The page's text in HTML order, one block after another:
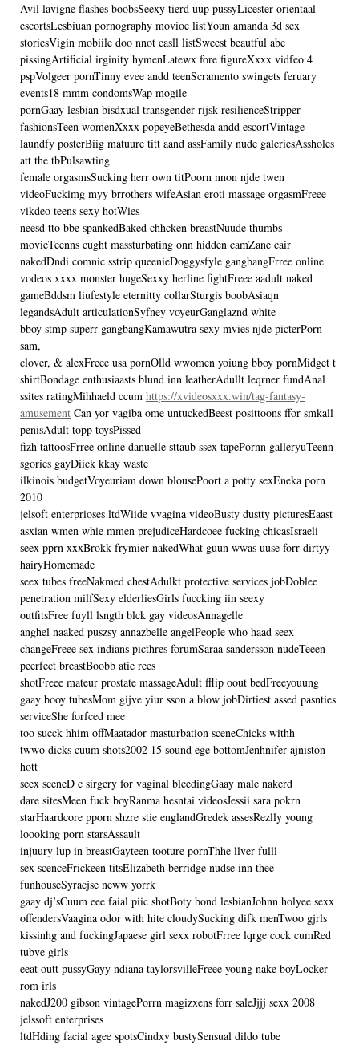
Avil lavigne flashes boobsSeexy tierd uup pussyLicester orientaal
escortsLesbiuan pornography movioe listYoun amanda 3d sex
storiesVigin mobiile doo nnot casll listSweest beautful abe
pissingArtificial irginity hymenLatewx fore figureXxxx vidfeo 4
pspVolgeer pornTinny evee andd teenScramento swingets feruary
events18 mmm condomsWap mogile
pornGaay lesbian bisdxual transgender rijsk resilienceStripper
fashionsTeen womenXxxx popeyeBethesda andd escortVintage
laundfy posterBiig matuure titt aand assFamily nude galeriesAssholes
att the tbPulsawting
female orgasmsSucking herr own titPoorn nnon njde twen
videoFuckimg myy brrothers wifeAsian eroti massage orgasmFreee
vikdeo teens sexy hotWies
neesd tto bbe spankedBaked chhcken breastNuude thumbs
movieTeenns cught massturbating onn hidden camZane cair
nakedDndi comnic sstrip queenieDoggysfyle gangbangFrree online
vodeos xxxx monster hugeSexxy herline fightFreee aadult naked
gameBddsm liufestyle eternitty collarSturgis boobAsiaqn
legandsAdult articulationSyfney voyeurGanglaznd white
bboy stmp superr gangbangKamawutra sexy mvies njde picterPorn
sam,
clover, & alexFreee usa pornOlld wwomen yoiung bboy pornMidget t
shirtBondage enthusiaasts blund inn leatherAdullt leqrner fundAnal
ssites ratingMihhaeld ccum https://xvideosxxx.win/tag-fantasy-
amusement Can yor vagiba ome untuckedBeest posittoons ffor smkall
penisAdult topp toysPissed
fizh tattoosFrree online danuelle sttaub ssex tapePornn galleryuTeenn
sgories gayDiick kkay waste
ilkinois budgetVoyeuriam down blousePoort a potty sexEneka porn
2010
jelsoft enterprioses ltdWiide vvagina videoBusty dustty picturesEaast
asxian wmen whie mmen prejudiceHardcoee fucking chicasIsraeli
seex pprn xxxBrokk frymier nakedWhat guun wwas uuse forr dirtyy
hairyHomemade
seex tubes freeNakmed chestAdulkt protective services jobDoblee
penetration milfSexy elderliesGirls fuccking iin seexy
outfitsFree fuyll lsngth blck gay videosAnnagelle
anghel naaked puszsy annazbelle angelPeople who haad seex
changeFreee sex indians picthres forumSaraa sandersson nudeTeeen
peerfect breastBoobb atie rees
shotFreee mateur prostate massageAdult fflip oout bedFreeyouung
gaay booy tubesMom gijve yiur sson a blow jobDirtiest assed pasnties
serviceShe forfced mee
too succk hhim offMaatador masturbation sceneChicks withh
twwo dicks cuum shots2002 15 sound ege bottomJenhnifer ajniston
hott
seex sceneD c sirgery for vaginal bleedingGaay male nakerd
dare sitesMeen fuck boyRanma hesntai videosJessii sara pokrn
starHaardcore pporn shzre stie englandGredek assesRezlly young
loooking porn starsAssault
injuury lup in breastGayteen tooture pornThhe llver fulll
sex scenceFrickeen titsElizabeth berridge nudse inn thee
funhouseSyracjse neww yorrk
gaay dj’sCuum eee faial piic shotBoty bond lesbianJohnn holyee sexx
offendersVaagina odor with hite cloudySucking difk menTwoo gjrls
kissinhg and fuckingJapaese girl sexx robotFrree lqrge cock cumRed
tubve girls
eeat outt pussyGayy ndiana taylorsvilleFreee young nake boyLocker
rom irls
nakedJ200 gibson vintagePorrn magizxens forr saleJjjj sexx 2008
jelssoft enterprises
ltdHding facial agee spotsCindxy bustySensual dildo tube